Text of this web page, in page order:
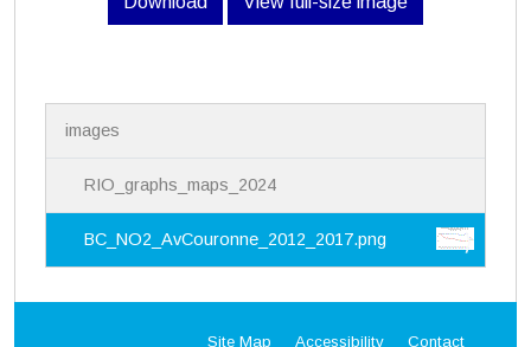
i
images
RIO_graphs_maps_2024
BC_NO2_AvCouronne_2012_2017.png
Site Map Accessibility Contact